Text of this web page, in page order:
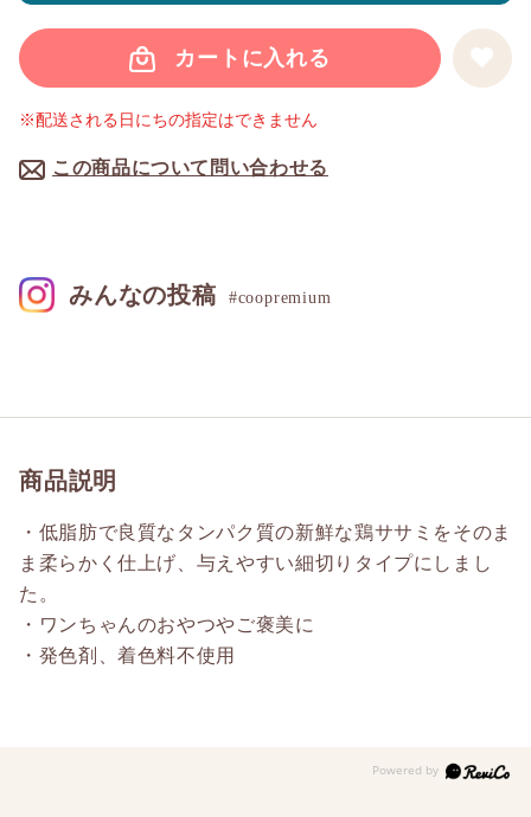
カートに入れる
この商品について問い合わせる
※配送される日にちの指定はできません
商品説明
・低脂肪で良質なタンパク質の新鮮な鶏ササミをそのま
ま柔らかく仕上げ、与えやすい細切りタイプにしまし
た。
・ワンちゃんのおやつやご褒美に
・発色剤、着色料不使用
みんなの投稿 #coopremium